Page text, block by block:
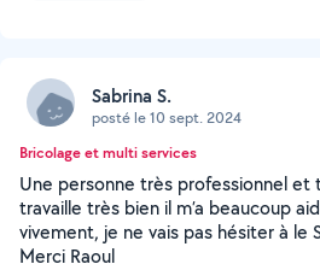
Sabrina S.
posté le 10 sept. 2024
Bricolage et multi services
Une personne très professionnel et
travaille très bien il m’a beaucoup
vivement, je ne vais pas hésiter à le
Merci Raoul